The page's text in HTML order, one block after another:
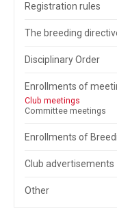
Registration rules
The breeding
Disciplinary Order
Enrollments of
Club meetings
Committee meetings
Enrollments of
Club advertisements
Other